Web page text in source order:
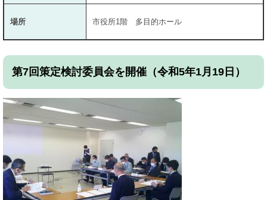
場所 市役所1階 多目的ホール
第7回策定検討委員会を開催（令和5年1月19日）